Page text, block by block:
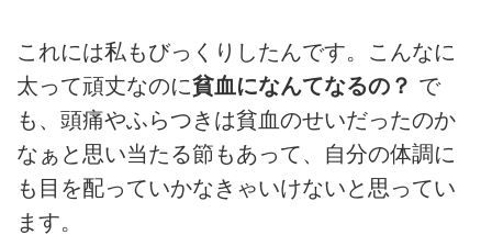
これには私もびっくりしたんです。こんなに
太って頑丈なのに貧血になんてなるの？ で
も、頭痛やふらつきは貧血のせいだったのか
なぁと思い当たる節もあって、自分の体調に
も目を配っていかなきゃいけないと思ってい
ます。